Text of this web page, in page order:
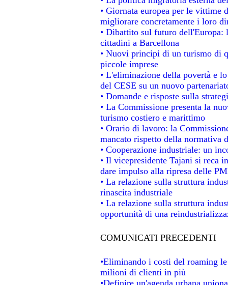
• Giornata europea per le vittime
migliorare concretamente i loro
• Dibattito sul futuro dell'Europa:
cittadini a Barcellona
• Nuovi principi di un turismo di
piccole imprese
• L'eliminazione della povertà e
del CESE su un nuovo
• Domande e risposte sulla
• La Commissione presenta la
turismo costiero e marittimo
• Orario di lavoro: la
mancato rispetto della normativa
• Cooperazione industriale: un
• Il vicepresidente Tajani si reca
dare impulso alla ripresa delle
• La relazione sulla struttura
rinascita industriale
• La relazione sulla struttura
opportunità di una
COMUNICATI PRECEDENTI
•Eliminando i costi del roaming
milioni di clienti in più
•Definire un'agenda urbana